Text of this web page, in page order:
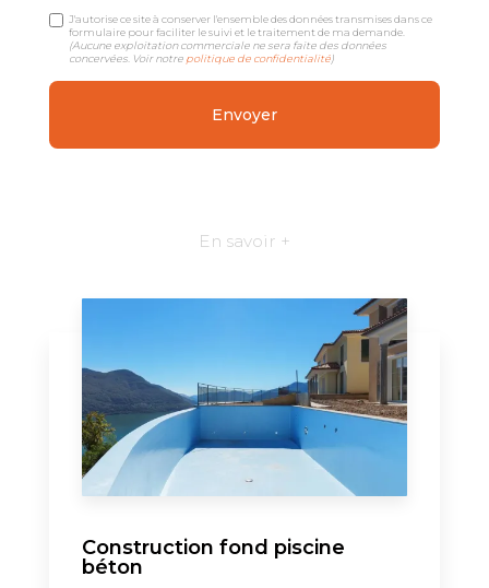
J'autorise ce site à conserver l'ensemble des données transmises dans ce
formulaire pour faciliter le suivi et le traitement de ma demande.
(Aucune exploitation commerciale ne sera faite des données
concervées. Voir notre politique de confidentialité)
En savoir +
Construction fond piscine
béton